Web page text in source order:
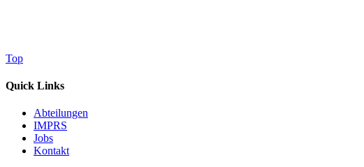
Top
Quick Links
Abteilungen
IMPRS
Jobs
Kontakt